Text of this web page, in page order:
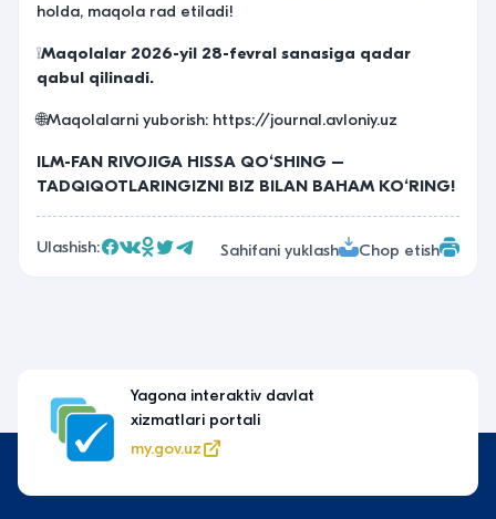
holda, maqola rad etiladi!
❕Maqolalar 2026-yil 28-fevral sanasiga qadar
qabul qilinadi.
🌐Maqolalarni yuborish: https://journal.avloniy.uz
ILM-FAN RIVOJIGA HISSA QO‘SHING –
TADQIQOTLARINGIZNI BIZ BILAN BAHAM KO‘RING!
Ulashish: Sahifani yuklash Chop etish
Yagona interaktiv davlat
xizmatlari portali
my.gov.uz